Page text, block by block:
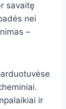
savaitę
nei
–
ir